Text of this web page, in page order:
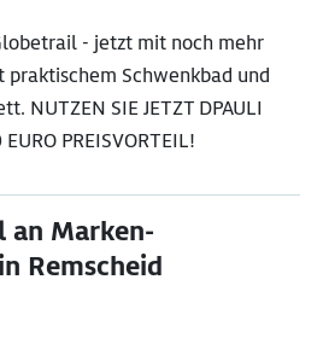
- jetzt mit noch mehr
Schwenkbad und
NUTZEN SIE JETZT DPAULI
PREISVORTEIL!
an Marken-
Remscheid